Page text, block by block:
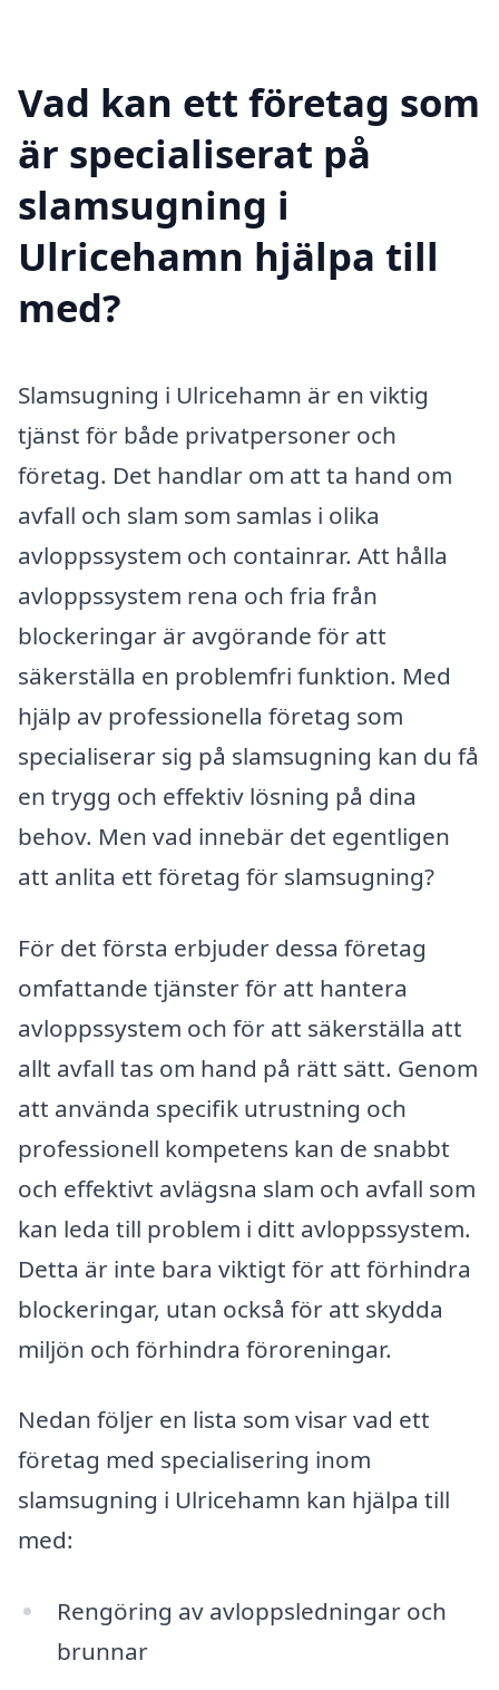
Vad kan ett företag som
är specialiserat på
slamsugning i
Ulricehamn hjälpa till
med?
Slamsugning i Ulricehamn är en viktig
tjänst för både privatpersoner och
företag. Det handlar om att ta hand om
avfall och slam som samlas i olika
avloppssystem och containrar. Att hålla
avloppssystem rena och fria från
blockeringar är avgörande för att
säkerställa en problemfri funktion. Med
hjälp av professionella företag som
specialiserar sig på slamsugning kan du få
en trygg och effektiv lösning på dina
behov. Men vad innebär det egentligen
att anlita ett företag för slamsugning?
För det första erbjuder dessa företag
omfattande tjänster för att hantera
avloppssystem och för att säkerställa att
allt avfall tas om hand på rätt sätt. Genom
att använda specifik utrustning och
professionell kompetens kan de snabbt
och effektivt avlägsna slam och avfall som
kan leda till problem i ditt avloppssystem.
Detta är inte bara viktigt för att förhindra
blockeringar, utan också för att skydda
miljön och förhindra föroreningar.
Nedan följer en lista som visar vad ett
företag med specialisering inom
slamsugning i Ulricehamn kan hjälpa till
med:
Rengöring av avloppsledningar och
brunnar